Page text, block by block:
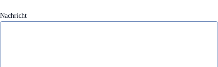
Nachricht